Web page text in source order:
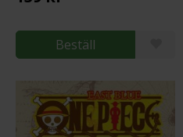
Beställ